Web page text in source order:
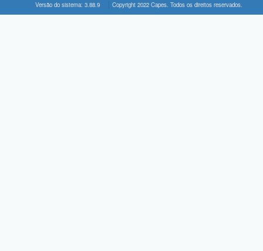
Versão do sistema: 3.88.9 Copyright 2022 Capes. Todos os direitos reservados.